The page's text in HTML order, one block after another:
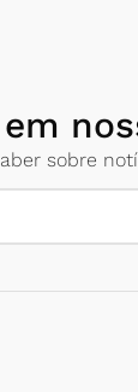
sobre